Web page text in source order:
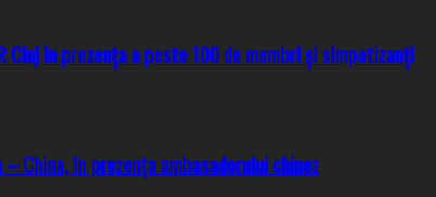
Cluj în prezența a peste 100 de membri și simpatizanți
China, în prezența ambasadorului chinez